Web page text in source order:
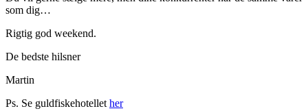
som dig…
Rigtig god weekend.
De bedste hilsner
Martin
Ps. Se guldfiskehotellet her